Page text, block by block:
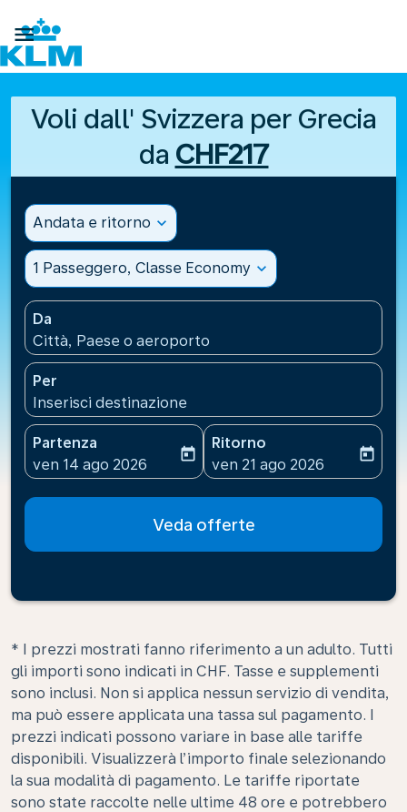

Voli dall' Svizzera per Grecia
da CHF217
Andata e ritorno expand_more
1 Passeggero, Classe Economy expand_more
Da
Città, Paese o aeroporto
Per
Inserisci destinazione
Partenza
fc-booking-departure-date-aria-label
ven 14 ago 2026
today
Ritorno
fc-booking-return-date-
ven 21 ago 2026
today
Veda offerte
* I prezzi mostrati fanno riferimento a un adulto. Tutti
gli importi sono indicati in CHF. Tasse e supplementi
sono inclusi. Non si applica nessun servizio di vendita,
ma può essere applicata una tassa sul pagamento. I
prezzi indicati possono variare in base alle tariffe
disponibili. Visualizzerà l’importo finale selezionando
la sua modalità di pagamento. Le tariffe riportate
sono state raccolte nelle ultime 48 ore e potrebbero